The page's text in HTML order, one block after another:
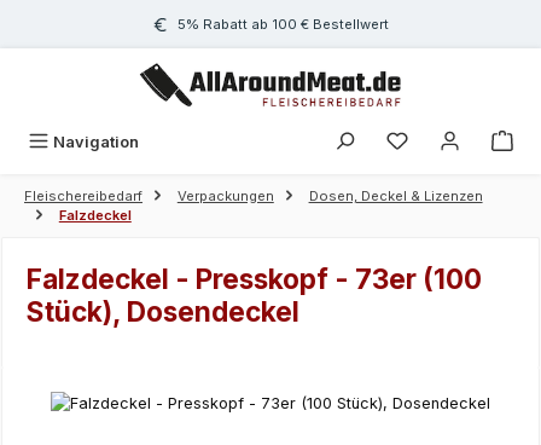
Zum Hauptinhalt springen5% Rabatt ab 100 € Bestellwert
Navigation
Fleischereibedarf Verpackungen
Dosen, Deckel & Lizenzen
Falzdeckel
Falzdeckel - Presskopf - 73er (100
Stück), Dosendeckel
Bildergalerie überspringen